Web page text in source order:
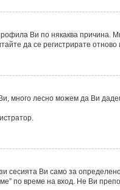
Ви по някаква причина.
да се регистрирате отново
много лесно можем да Ви
сесията Ви само за
по време на вход. Не Ви